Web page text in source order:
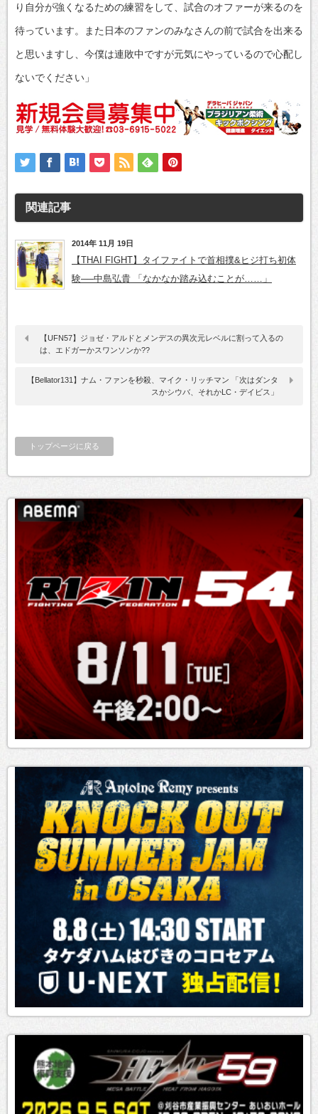
り自分が強くなるための練習をして、試合のオファーが来るのを
待っています。また日本のファンのみなさんの前で試合を出来る
と思いますし、今僕は連敗中ですが元気にやっているので心配し
ないでください」
関連記事
2014年 11月 19日
【THAI FIGHT】タイファイトで首相撲&ヒジ打ち初体
験──中島弘貴 「なかなか踏み込むことが……」
【UFN57】ジョゼ・アルドとメンデスの異次元レベルに割って入るの
は、エドガーかスワンソンか??
【Bellator131】ナム・ファンを秒殺、マイク・リッチマン 「次はダンタ
スかシウバ、それかLC・デイビス」
トップページに戻る